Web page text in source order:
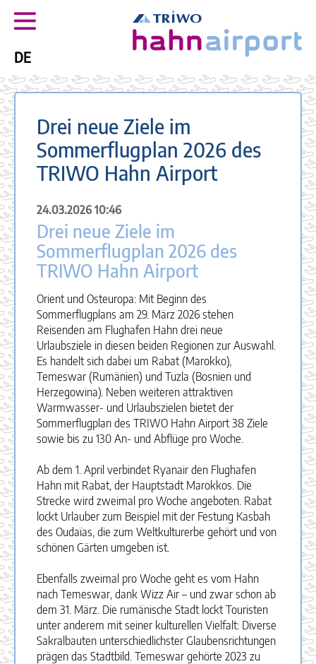
DE
Drei neue Ziele im
Sommerflugplan 2026 des
TRIWO Hahn Airport
24.03.2026 10:46
Drei neue Ziele im
Sommerflugplan 2026 des
TRIWO Hahn Airport
Orient und Osteuropa: Mit Beginn des
Sommerflugplans am 29. März 2026 stehen
Reisenden am Flughafen Hahn drei neue
Urlaubsziele in diesen beiden Regionen zur Auswahl.
Es handelt sich dabei um Rabat (Marokko),
Temeswar (Rumänien) und Tuzla (Bosnien und
Herzegowina). Neben weiteren attraktiven
Warmwasser- und Urlaubszielen bietet der
Sommerflugplan des TRIWO Hahn Airport 38 Ziele
sowie bis zu 130 An- und Abflüge pro Woche.
Ab dem 1. April verbindet Ryanair den Flughafen
Hahn mit Rabat, der Hauptstadt Marokkos. Die
Strecke wird zweimal pro Woche angeboten. Rabat
lockt Urlauber zum Beispiel mit der Festung Kasbah
des Oudaïas, die zum Weltkulturerbe gehört und von
schönen Gärten umgeben ist.
Ebenfalls zweimal pro Woche geht es vom Hahn
nach Temeswar, dank Wizz Air – und zwar schon ab
dem 31. März. Die rumänische Stadt lockt Touristen
unter anderem mit seiner kulturellen Vielfalt: Diverse
Sakralbauten unterschiedlichster Glaubensrichtungen
prägen das Stadtbild. Temeswar gehörte 2023 zu